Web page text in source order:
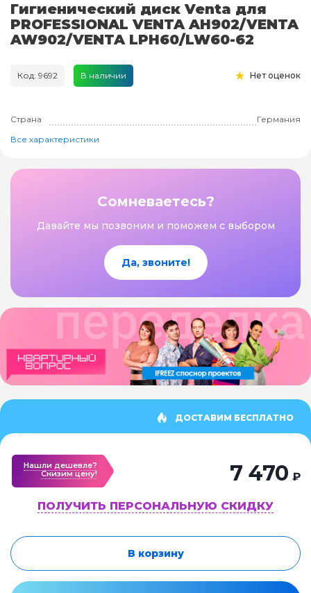
Гигиенический диск Venta для
PROFESSIONAL VENTA AH902/VENTA
AW902/VENTA LPH60/LW60-62
Код: 9692 В наличии Нет оценок
Страна
Германия
Все характеристики
Сомневаетесь?
Давайте мы позвоним и поможем с выбором
Да, звоните!
ДОСТАВИМ БЕСПЛАТНО
Нашли дешевле?
Cнизим цену!
7 470 ₽
ПОЛУЧИТЬ ПЕРСОНАЛЬНУЮ СКИДКУ
В корзину